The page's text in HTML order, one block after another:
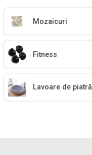
Mozaicuri
Fitness
Lavoare de piatră